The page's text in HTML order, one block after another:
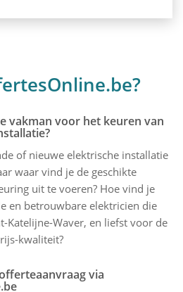
vakman voor het keuren van
of nieuwe elektrische installatie
waar vind je de geschikte
uit te voeren? Hoe vind je
en betrouwbare elektricien die
Katelijne-Waver, en liefst voor de
kwaliteit?
via